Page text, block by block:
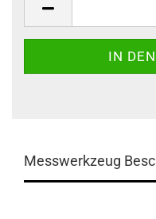
Messwerkzeug